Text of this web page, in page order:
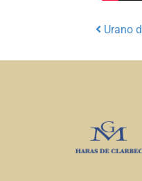
Urano